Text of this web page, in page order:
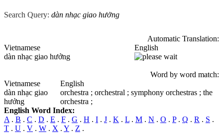
Search Query: dàn nhạc giao hưởng
Automatic Translation:
Vietnamese
English
dàn nhạc giao hưởng
Word by word match:
Vietnamese
English
dàn nhạc giao
hưởng
orchestra ; orchestral ; symphony orchestras ; the
orchestra ;
English Word Index:
A . B . C . D . E . F . G . H . I . J . K . L . M . N . O . P. Q . R . S .
T . U . V . W . X . Y . Z .